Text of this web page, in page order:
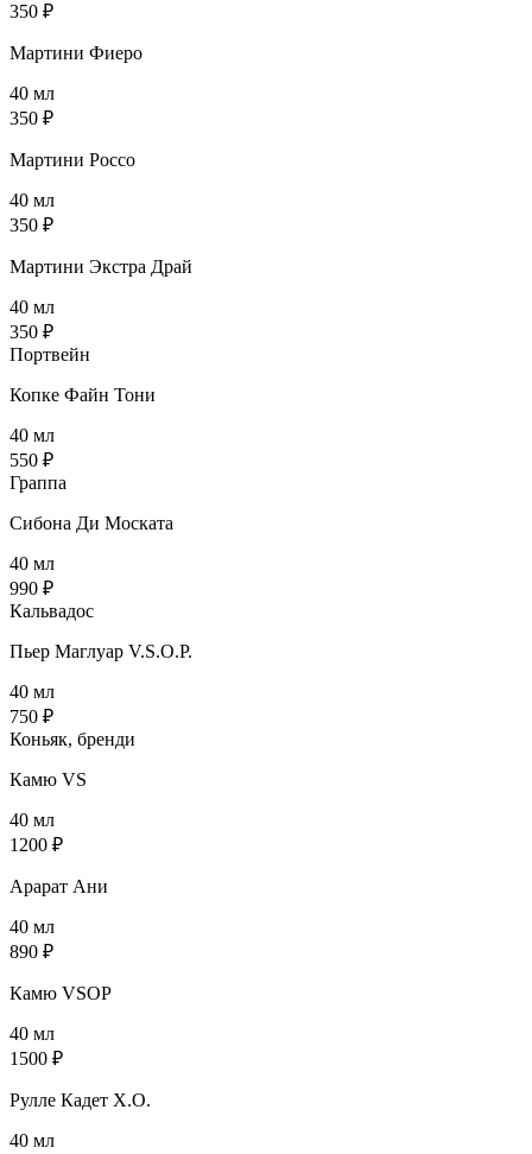
350 ₽
Мартини Фиеро
40 мл
350 ₽
Мартини Россо
40 мл
350 ₽
Мартини Экстра Драй
40 мл
350 ₽
Портвейн
Копке Файн Тони
40 мл
550 ₽
Граппа
Сибона Ди Моската
40 мл
990 ₽
Кальвадос
Пьер Маглуар V.S.O.P.
40 мл
750 ₽
Коньяк, бренди
Камю VS
40 мл
1200 ₽
Арарат Ани
40 мл
890 ₽
Камю VSOP
40 мл
1500 ₽
Рулле Кадет X.O.
40 мл